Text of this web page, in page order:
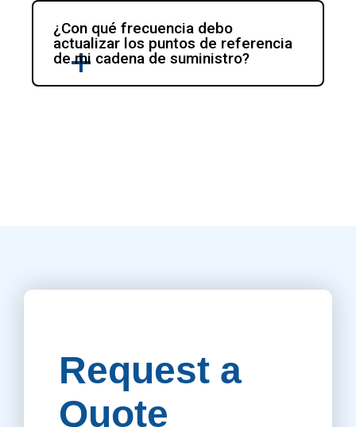
¿Con qué frecuencia debo
actualizar los puntos de referencia
de mi cadena de suministro?